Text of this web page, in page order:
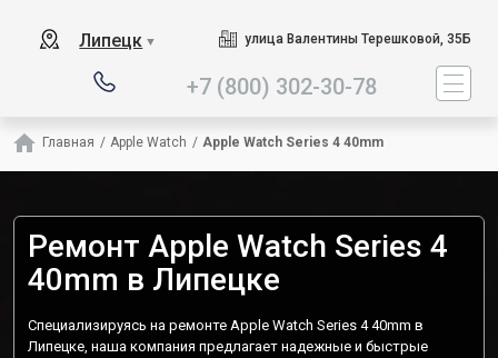
Липецк ▼ улица Валентины Терешковой, 35Б
+7 (800) 302-30-78
Главная / Apple Watch / Apple Watch Series 4 40mm
Ремонт Apple Watch Series 4
40mm в Липецке
Специализируясь на ремонте Apple Watch Series 4 40mm в
Липецке, наша компания предлагает надежные и быстрые